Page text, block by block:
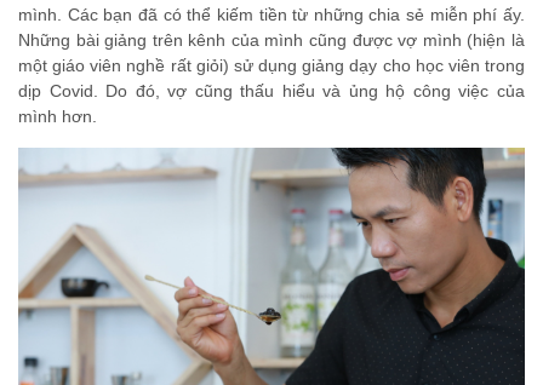
mình. Các bạn đã có thể kiếm tiền từ những chia sẻ miễn phí ấy.
Những bài giảng trên kênh của mình cũng được vợ mình (hiện là
một giáo viên nghề rất giỏi) sử dụng giảng dạy cho học viên trong
dịp Covid. Do đó, vợ cũng thấu hiểu và ủng hộ công việc của
mình hơn.